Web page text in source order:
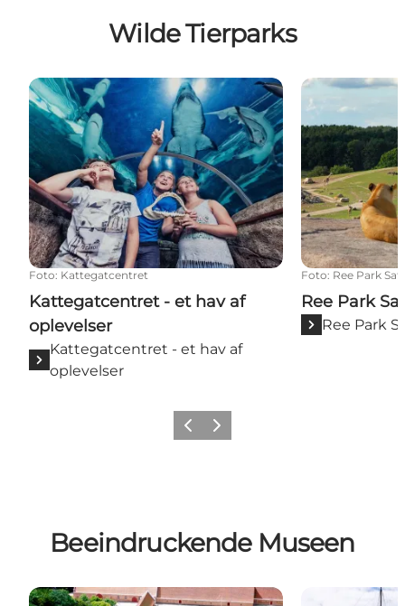
Wilde Tierparks
Kattegatcentret - et hav af oplevelser
Foto: Kattegatcentret
Kattegatcentret - et hav af
oplevelser
Kattegatcentret - et hav af
oplevelser
Ree Park
Foto: Ree Park
Ree Park
Ree Park
ZurückWeiter
Beeindruckende Museen
Gammel Estrup Fregatten